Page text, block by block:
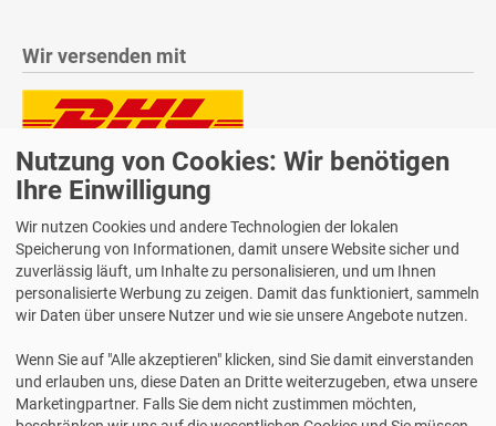
Wir versenden mit
Lieferung auch an Packstationen und Postfilialen
Samstagszustellung
Bequeme Zahlung über Paypal
2 Jahre Gewährleistung
Nutzung von Cookies: Wir benötigen
Ihre Einwilligung
Wir nutzen Cookies und andere Technologien der lokalen
Speicherung von Informationen, damit unsere Website sicher und
zuverlässig läuft, um Inhalte zu personalisieren, und um Ihnen
personalisierte Werbung zu zeigen. Damit das funktioniert, sammeln
wir Daten über unsere Nutzer und wie sie unsere Angebote nutzen.
Wenn Sie auf "Alle akzeptieren" klicken, sind Sie damit einverstanden
und erlauben uns, diese Daten an Dritte weiterzugeben, etwa unsere
Marketingpartner. Falls Sie dem nicht zustimmen möchten,